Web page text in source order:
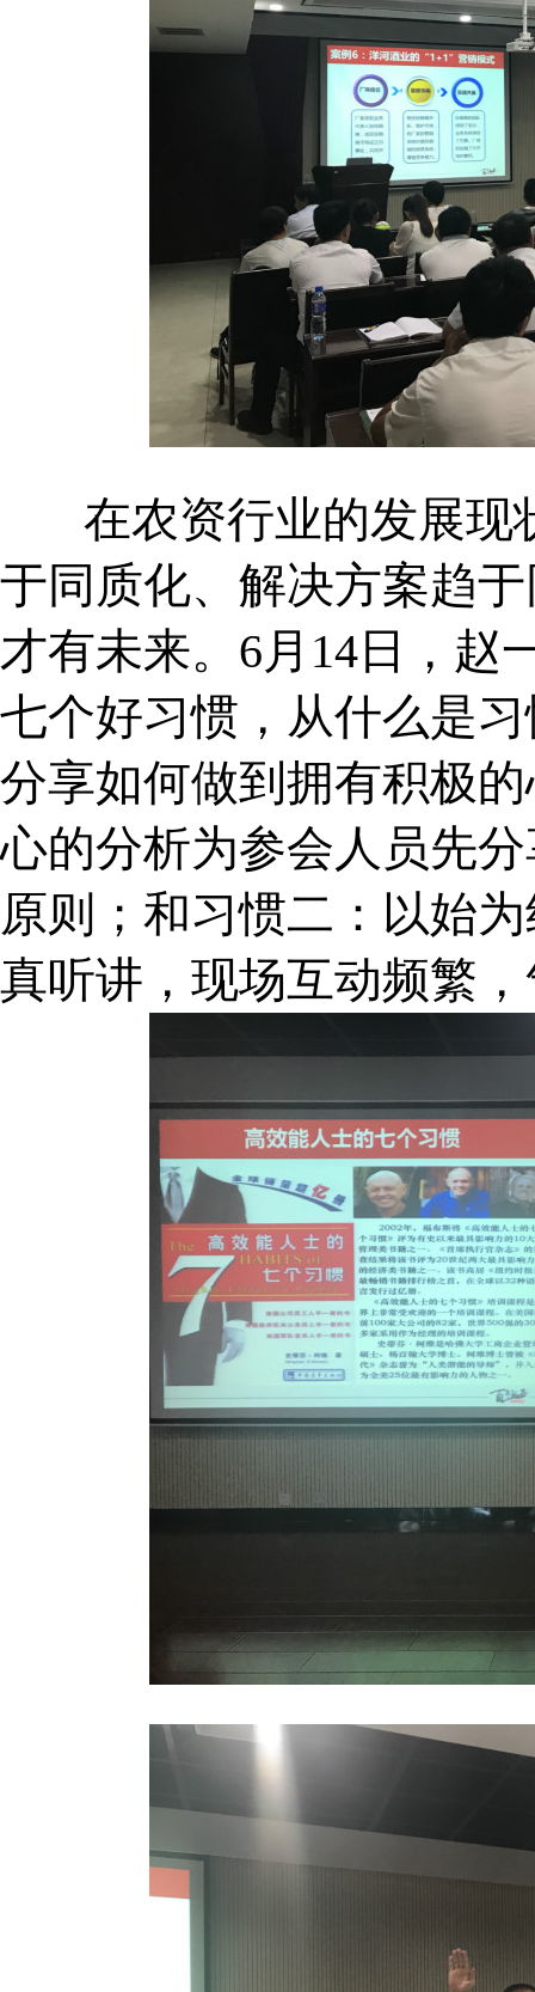
在农资行业的发展现
于同质化、解决方案趋
才有未来。6月14日，赵
七个好习惯，从什么是
分享如何做到拥有积极
心的分析为参会人员先
原则；和习惯二：以始
真听讲，现场互动频繁